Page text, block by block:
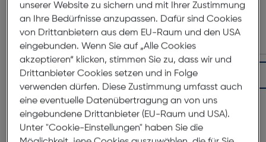
€ 136,90
In den Warenkorb
Produktbeschreibung
unserer Website zu sichern und mit Ihrer Zustimmung
an Ihre Bedürfnisse anzupassen. Dafür sind Cookies
von Drittanbietern aus dem EU-Raum und den USA
eingebunden. Wenn Sie auf „Alle Cookies
akzeptieren“ klicken, stimmen Sie zu, dass wir und
Drittanbieter Cookies setzen und in Folge
verwenden dürfen. Diese Zustimmung umfasst auch
eine eventuelle Datenübertragung an von uns
eingebundene Drittanbieter (EU-Raum und USA).
Unter "Cookie-Einstellungen" haben Sie die